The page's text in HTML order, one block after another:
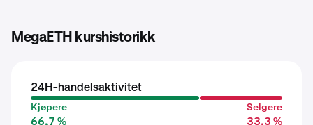
MegaETH kurshistorikk
24H-handelsaktivitet
Kjøpere
66,7 %
Selgere
33,3 %